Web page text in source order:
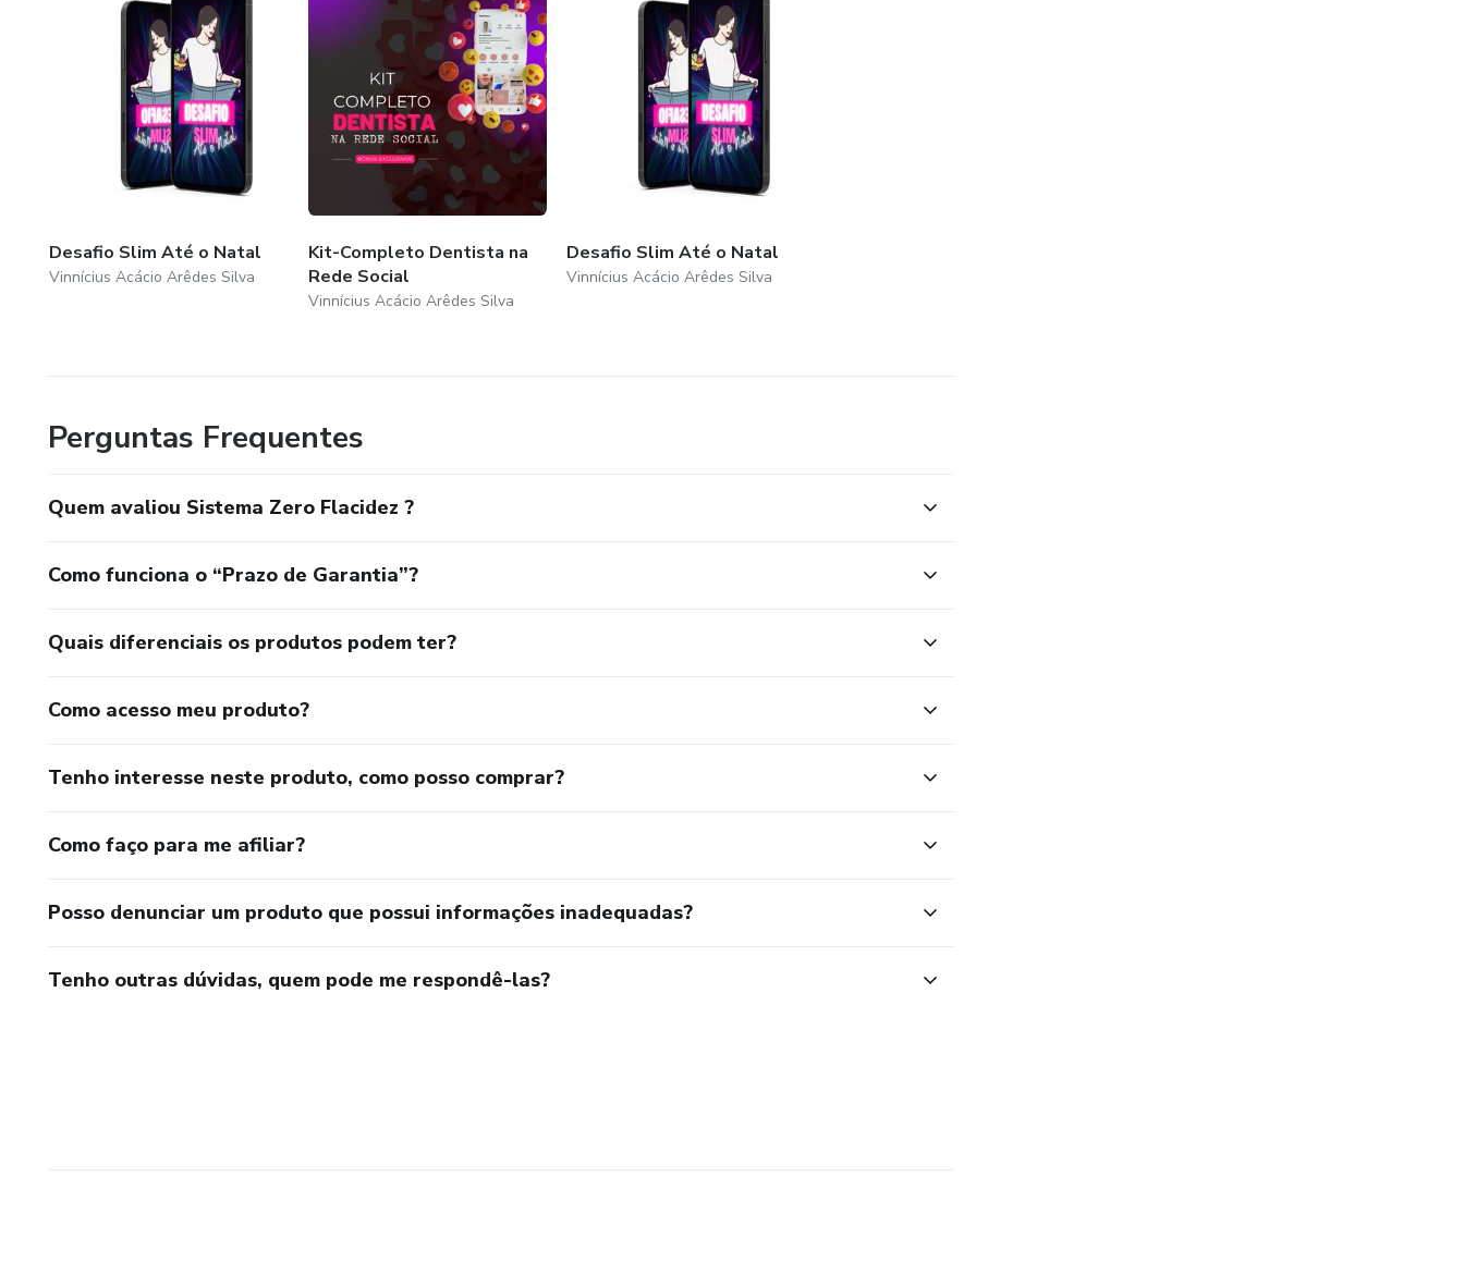
Desafio Slim Até o Natal
Vinnícius Acácio Arêdes Silva
Kit-Completo Dentista na
Rede Social
Vinnícius Acácio Arêdes Silva
Desafio Slim Até o Natal
Vinnícius Acácio Arêdes Silva
Perguntas Frequentes
Quem avaliou Sistema Zero Flacidez ?
Como funciona o “Prazo de Garantia”?
Quais diferenciais os produtos podem ter?
Como acesso meu produto?
Tenho interesse neste produto, como posso comprar?
Como faço para me afiliar?
Posso denunciar um produto que possui informações inadequadas?
Tenho outras dúvidas, quem pode me respondê-las?